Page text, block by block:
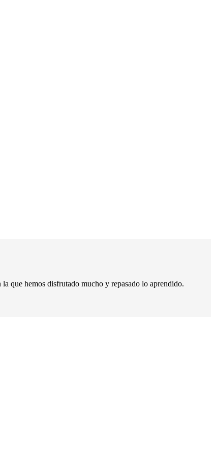
que hemos disfrutado mucho y repasado lo aprendido.